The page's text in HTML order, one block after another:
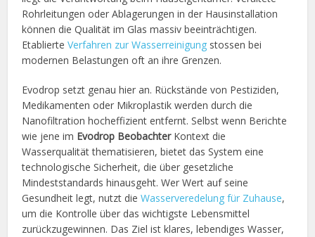
Rohrleitungen oder Ablagerungen in der Hausinstallation
können die Qualität im Glas massiv beeinträchtigen.
EtablierteVerfahren zur Wasserreinigung stossen bei
modernen Belastungen oft an ihre Grenzen.
Evodrop setzt genau hier an. Rückstände von Pestiziden,
Medikamenten oder Mikroplastik werden durch die
Nanofiltration hocheffizient entfernt. Selbst wenn Berichte
wie jene im Evodrop BeobachterKontext die
Wasserqualität thematisieren, bietet das System eine
technologische Sicherheit, die über gesetzliche
Mindeststandards hinausgeht. Wer Wert auf seine
Gesundheit legt, nutzt dieWasserveredelung für Zuhause,
um die Kontrolle über das wichtigste Lebensmittel
zurückzugewinnen. Das Ziel ist klares, lebendiges Wasser,